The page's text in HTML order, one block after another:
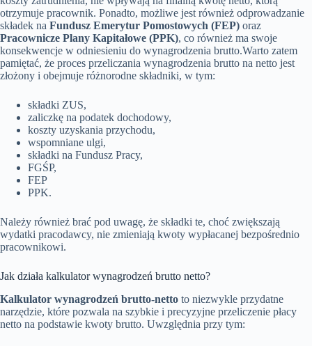
otrzymuje pracownik. Ponadto, możliwe jest również odprowadzanie
składek na Fundusz Emerytur Pomostowych (FEP) oraz
Pracownicze Plany Kapitałowe (PPK), co również ma swoje
konsekwencje w odniesieniu do wynagrodzenia brutto.Warto zatem
pamiętać, że proces przeliczania wynagrodzenia brutto na netto jest
złożony i obejmuje różnorodne składniki, w tym:
składki ZUS,
zaliczkę na podatek dochodowy,
koszty uzyskania przychodu,
wspomniane ulgi,
składki na Fundusz Pracy,
FGŚP,
FEP
PPK.
Należy również brać pod uwagę, że składki te, choć zwiększają
wydatki pracodawcy, nie zmieniają kwoty wypłacanej bezpośrednio
pracownikowi.
Jak działa kalkulator wynagrodzeń brutto netto?
Kalkulator wynagrodzeń brutto-netto to niezwykle przydatne
narzędzie, które pozwala na szybkie i precyzyjne przeliczenie płacy
netto na podstawie kwoty brutto. Uwzględnia przy tym: